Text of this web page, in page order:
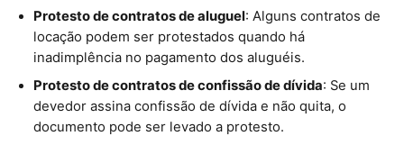
Protesto de contratos de aluguel: Alguns contratos de
locação podem ser protestados quando há
inadimplência no pagamento dos aluguéis.
Protesto de contratos de confissão de dívida: Se um
devedor assina confissão de dívida e não quita, o
documento pode ser levado a protesto.